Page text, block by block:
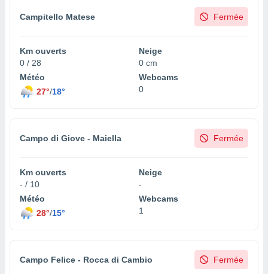
Campitello Matese Fermée
Km ouverts
0 / 28
Neige
0 cm
Météo
27°/18°
Webcams
0
Campo di Giove - Maiella Fermée
Km ouverts
- / 10
Neige
-
Météo
28°/15°
Webcams
1
Campo Felice - Rocca di Cambio Fermée